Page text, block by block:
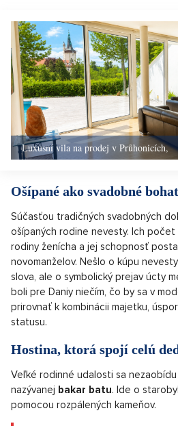
Luxusní vila na prodej v Průhonicích,
Ošípané ako svadobné
Súčasťou tradičných svadobných
ošípaných rodine nevesty. Ich
rodiny ženícha a jej schopnosť
novomanželov. Nešlo o kúpu
slova, ale o symbolický prejav úcty
boli pre Daniy niečím, čo by sa v
prirovnať k kombinácii majetku,
statusu.
Hostina, ktorá spojí celú
Veľké rodinné udalosti sa
nazývanej bakar batu. Ide o
pomocou rozpálených kameňov.